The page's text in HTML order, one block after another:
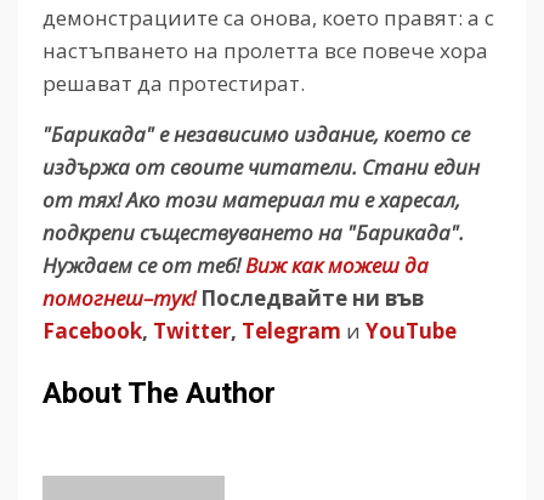
демонстрациите са онова, което правят: а с
настъпването на пролетта все повече хора
решават да протестират.
"Барикада" е независимо издание, което се
издържа от своите читатели. Стани един
от тях! Ако този материал ти е харесал,
подкрепи съществуването на "Барикада".
Нуждаем се от теб!Виж как можеш да
помогнеш–тук! Последвайте ни във
Facebook, Twitter, Telegram и YouTube
About The Author